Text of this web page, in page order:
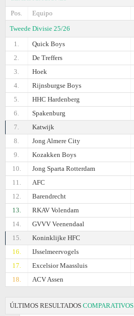
Pos.
Equipo
Tweede Divisie 25/26
1.
Quick Boys
2.
De Treffers
3.
Hoek
4.
Rijnsburgse Boys
5.
HHC Hardenberg
6.
Spakenburg
7.
Katwijk
8.
Jong Almere City
9.
Kozakken Boys
10.
Jong Sparta Rotterdam
11.
AFC
12.
Barendrecht
13.
RKAV Volendam
14.
GVVV Veenendaal
15.
Koninklijke HFC
16.
IJsselmeervogels
17.
Excelsior Maassluis
18.
ACV Assen
ÚLTIMOS RESULTADOS COMPARATIVOS